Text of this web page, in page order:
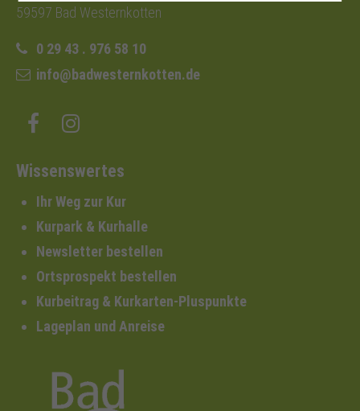
59597 Bad Westernkotten
0 29 43 . 976 58 10
info@badwesternkotten.de
Wissenswertes
Ihr Weg zur Kur
Kurpark & Kurhalle
Newsletter bestellen
Ortsprospekt bestellen
Kurbeitrag & Kurkarten-Pluspunkte
Lageplan und Anreise